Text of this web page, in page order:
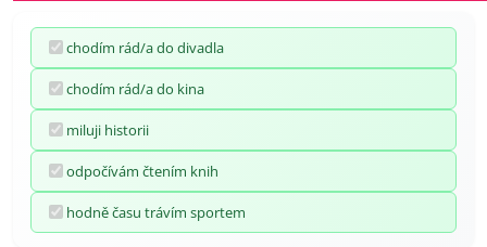
chodím rád/a do divadla
chodím rád/a do kina
miluji historii
odpočívám čtením knih
hodně času trávím sportem